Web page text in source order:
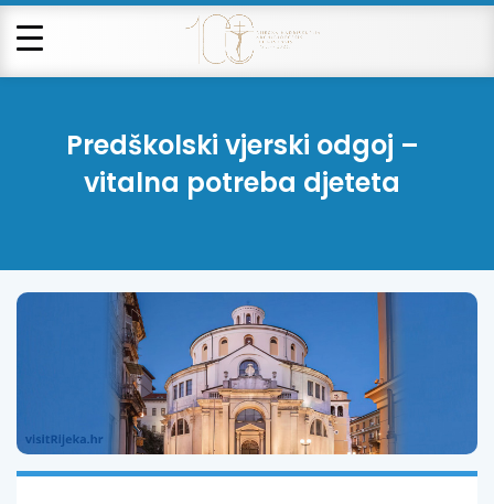
Predškolski vjerski odgoj –
vitalna potreba djeteta